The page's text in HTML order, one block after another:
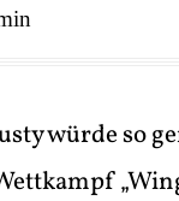
würde so